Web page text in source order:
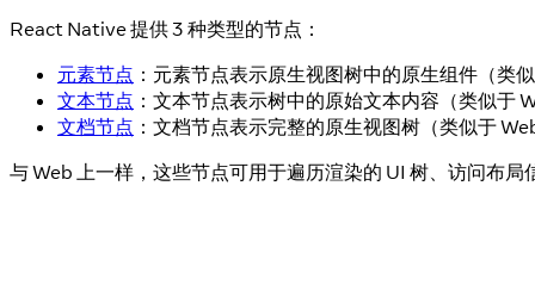
React Native 提供 3 种类型的节点：
元素节点 ：元素节点表示原生视图树中的原生组件（类
文本节点 ：文本节点表示树中的原始文本内容（类似于
文档节点 ：文档节点表示完整的原生视图树（类似于
与 Web 上一样，这些节点可用于遍历渲染的 UI 树、访问布